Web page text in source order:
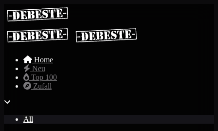
Home
Neu
Top 100
Zufall
All